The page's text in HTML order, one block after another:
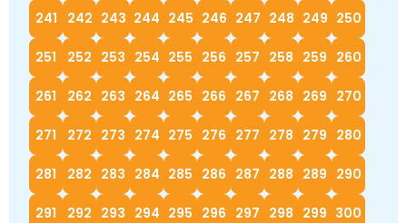
241 242 243 244 245 246 247 248 249 250
251 252 253 254 255 256 257 258 259 260
261 262 263 264 265 266 267 268 269 270
271 272 273 274 275 276 277 278 279 280
281 282 283 284 285 286 287 288 289 290
291 292 293 294 295 296 297 298 299 300